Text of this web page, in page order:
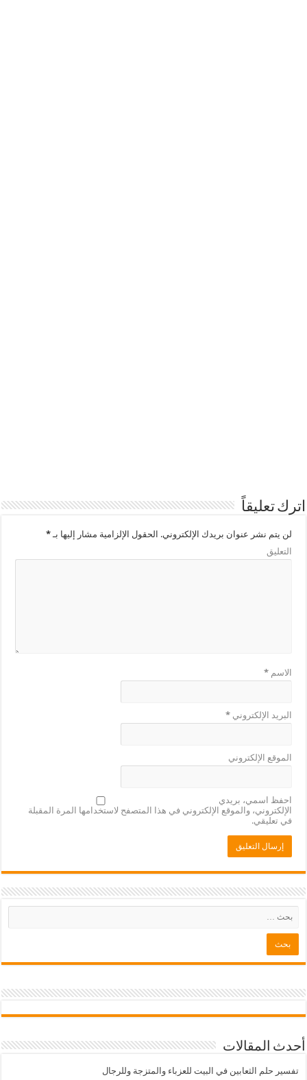
اترك تعليقاً
لن يتم نشر عنوان بريدك الإلكتروني. الحقول الإلزامية مشار إليها بـ*
التعليق
الاسم*
البريد الإلكتروني*
الموقع الإلكتروني
احفظ اسمي، بريدي
الإلكتروني، والموقع الإلكتروني في هذا المتصفح لاستخدامها المرة المقبلة
في تعليقي.
أحدث المقالات
تفسير حلم الثعابين في البيت للعزباء والمتزجة وللرجال